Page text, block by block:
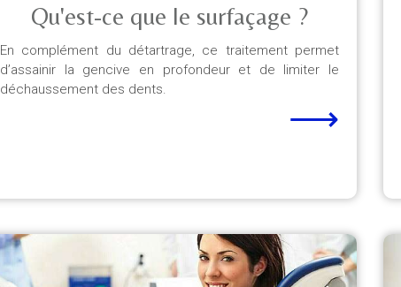
Qu'est-ce que le surfaçage ?
En complément du détartrage, ce traitement permet
d’assainir la gencive en profondeur et de limiter le
déchaussement des dents.
⟶